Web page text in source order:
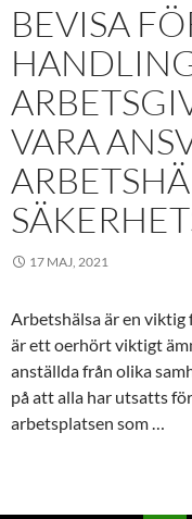
BEVISA
VARA
17 MAJ, 2021
Arbetshälsa är en
är ett oerhört viktigt
anställda från olika
på att alla har utsatts
arbetsplatsen som …